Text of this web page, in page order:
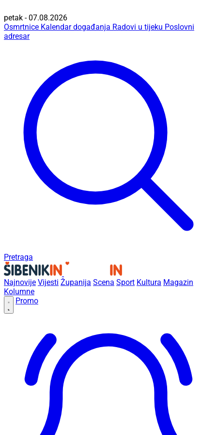
petak - 07.08.2026
Osmrtnice Kalendar događanja Radovi u tijeku Poslovni
adresar
Pretraga
Najnovije Vijesti Županija Scena Sport Kultura Magazin
Kolumne
Promo